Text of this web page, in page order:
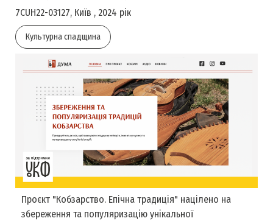
7CUH22-03127, Київ , 2024 рік
Культурна спадщина
Проєкт "Кобзарство. Епічна традиція" націлено на
збереження та популяризацію унікальної